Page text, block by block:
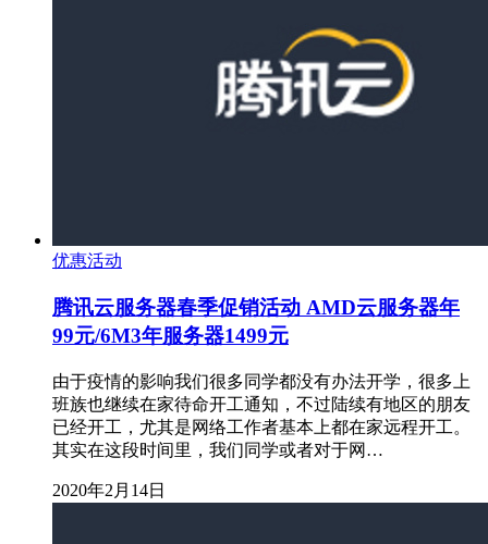
优惠活动
腾讯云服务器春季促销活动 AMD云服务器年
99元/6M3年服务器1499元
由于疫情的影响我们很多同学都没有办法开学，很多上
班族也继续在家待命开工通知，不过陆续有地区的朋友
已经开工，尤其是网络工作者基本上都在家远程开工。
其实在这段时间里，我们同学或者对于网…
2020年2月14日